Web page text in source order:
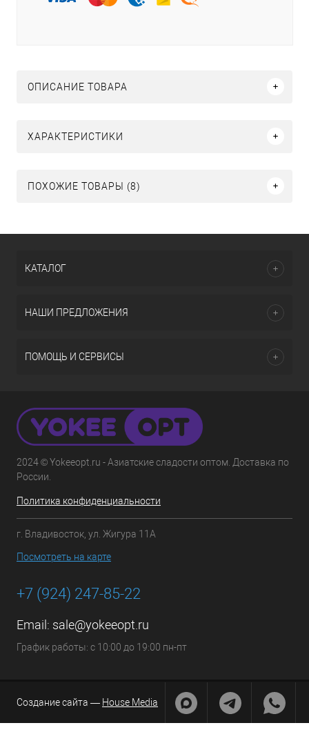
ОПИСАНИЕ ТОВАРА
ХАРАКТЕРИСТИКИ
ПОХОЖИЕ ТОВАРЫ (8)
КАТАЛОГ
НАШИ ПРЕДЛОЖЕНИЯ
ПОМОЩЬ И СЕРВИСЫ
2024 © Yokeeopt.ru - Азиатские сладости оптом. Доставка по
России.
Политика конфиденциальности
г. Владивосток, ул. Жигура 11А
Посмотреть на карте
+7 (924) 247-85-22
Email: sale@yokeeopt.ru
График работы: с 10:00 до 19:00 пн-пт
Создание сайта — House Media